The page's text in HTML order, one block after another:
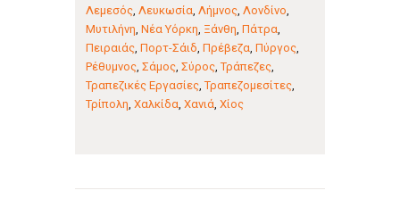
Λεμεσός, Λευκωσία, Λήμνος, Λονδίνο,
Μυτιλήνη, Νέα Υόρκη, Ξάνθη, Πάτρα,
Πειραιάς, Πορτ-Σάιδ, Πρέβεζα, Πύργος,
Ρέθυμνος, Σάμος, Σύρος,Τράπεζες,
Τραπεζικές Εργασίες,Τραπεζομεσίτες,
Τρίπολη, Χαλκίδα, Χανιά, Χίος